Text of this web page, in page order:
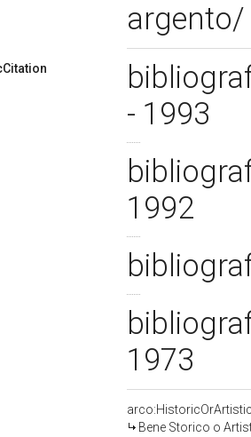
- 1993
1992
1973
Bene Storico o